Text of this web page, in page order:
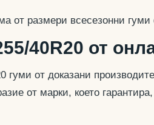
от размери всесезонни
40R20 от
гуми от доказани
от марки, което